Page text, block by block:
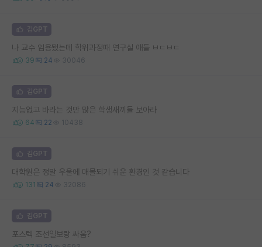
김GPT
나 교수 임용됐는데 학위과정때 연구실 애들 ㅂㄷㅂㄷ
39 24 30046
김GPT
지능없고 바라는 것만 많은 학생새끼들 보아라
64 22 10438
김GPT
대학원은 정말 우울에 매몰되기 쉬운 환경인 것 같습니다
131 24 32086
김GPT
포스텍 조선일보랑 싸움?